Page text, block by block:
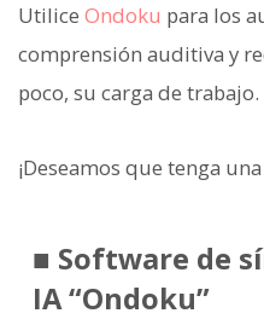
Utilice Ondoku para los
comprensión auditiva y
poco, su carga de trabajo.
¡Deseamos que tenga
■ Software de
IA “Ondoku”